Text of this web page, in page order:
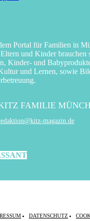
Portal für Familien in
und Kinder brauchen
Kinder- und
und Lernen, sowie
FAMILIE
magazin.de
DATENSCHUTZ